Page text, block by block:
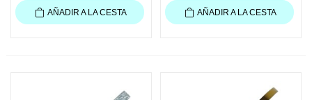
AÑADIR A LA CESTA AÑADIR A LA CESTA